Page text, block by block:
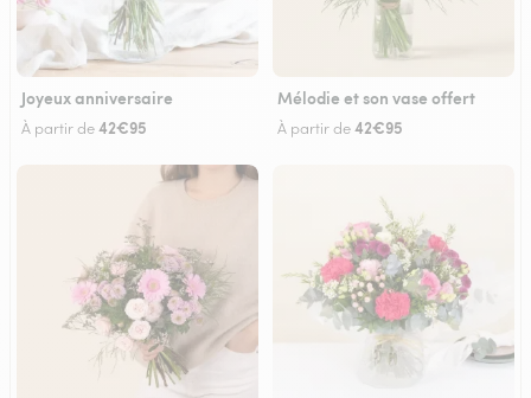
Joyeux anniversaire
À partir de42€95
Mélodie et son vase offert
À partir de42€95